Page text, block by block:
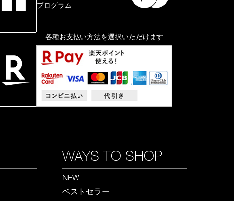
プログラム
各種お支払い方法を選択いただけます
WAYS TO SHOP
NEW
ベストセラー